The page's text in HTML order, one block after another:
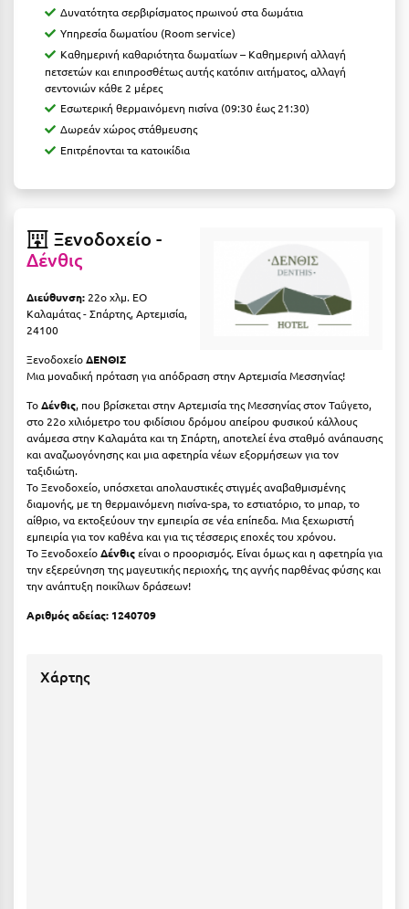
Λεπτοκαρυά
Λέσβος
Λευκάδα
Λήμνος
Λουτρά Πόζαρ
Λουτρά Υπάτης
Λουτράκι
Λούτσα
Μ
Μάνη
Μαραθώνας Αττικής
Μαρώνεια
Μεθώνη
Μεσολόγγι
Μεσσηνία
Δυνατότητα σερβιρίσματος πρωινού στα δωμάτια
Υπηρεσία δωματίου (Rοοm service)
Καθημερινή καθαριότητα δωματίων – Καθημερινή αλλαγή
πετσετών και επιπροσθέτως αυτής κατόπιν αιτήματος, αλλαγή
σεντονιών κάθε 2 μέρες
Εσωτερική θερμαινόμενη πισίνα (09:30 έως 21:30)
Δωρεάν χώρος στάθμευσης
Επιτρέπονται τα κατοικίδια
Ξενοδοχείο -
Δένθις
Διεύθυνση:22ο χλμ. ΕΟ
Καλαμάτας - Σπάρτης, Αρτεμισία,
24100
ΞενοδοχείοΔΕΝΘΙΣ
Μια μοναδική πρόταση για απόδραση στην Αρτεμισία Μεσσηνίας!
ΤοΔένθις, που βρίσκεται στην Αρτεμισία της Μεσσηνίας στον Ταΰγετο,
στο 22ο χιλιόμετρο του φιδίσιου δρόμου απείρου φυσικού κάλλους
ανάμεσα στην Καλαμάτα και τη Σπάρτη, αποτελεί ένα σταθμό ανάπαυσης
και αναζωογόνησης και μια αφετηρία νέων εξορμήσεων για τον
ταξιδιώτη.
Το Ξενοδοχείο, υπόσχεται απολαυστικές στιγμές αναβαθμισμένης
διαμονής, με τη θερμαινόμενη πισίνα-spa, το εστιατόριο, το μπαρ, το
αίθριο, να εκτοξεύουν την εμπειρία σε νέα επίπεδα. Μια ξεχωριστή
εμπειρία για τον καθένα και για τις τέσσερις εποχές του χρόνου.
Το ΞενοδοχείοΔένθιςείναι ο προορισμός. Είναι όμως και η αφετηρία για
την εξερεύνηση της μαγευτικής περιοχής, της αγνής παρθένας φύσης και
την ανάπτυξη ποικίλων δράσεων!
Αριθμός αδείας: 1240709
Χάρτης